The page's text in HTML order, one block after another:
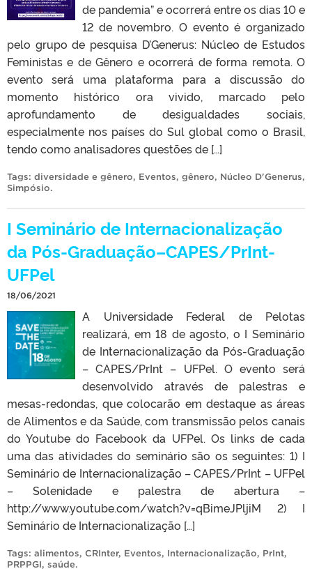
de pandemia” e ocorrerá entre os dias 10 e
12 de novembro. O evento é organizado
pelo grupo de pesquisa D’Generus: Núcleo de Estudos
Feministas e de Gênero e ocorrerá de forma remota. O
evento será uma plataforma para a discussão do
momento histórico ora vivido, marcado pelo
aprofundamento de desigualdades sociais,
especialmente nos países do Sul global como o Brasil,
tendo como analisadores questões de […]
Tags: diversidade e gênero, Eventos, gênero, Núcleo D'Generus,
Simpósio.
I Seminário de Internacionalização
da Pós-Graduação–CAPES/PrInt-
UFPel
18/06/2021
A Universidade Federal de Pelotas
realizará, em 18 de agosto, o I Seminário
de Internacionalização da Pós-Graduação
– CAPES/PrInt – UFPel. O evento será
desenvolvido através de palestras e
mesas-redondas, que colocarão em destaque as áreas
de Alimentos e da Saúde, com transmissão pelos canais
do Youtube do Facebook da UFPel. Os links de cada
uma das atividades do seminário são os seguintes: 1) I
Seminário de Internacionalização – CAPES/PrInt – UFPel
– Solenidade e palestra de abertura –
http://www.youtube.com/watch?v=qBimeJPljiM 2) I
Seminário de Internacionalização […]
Tags: alimentos, CRInter, Eventos, Internacionalização, PrInt,
PRPPGI, saúde.